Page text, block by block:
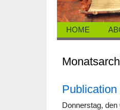
HOME
Donnerstag,